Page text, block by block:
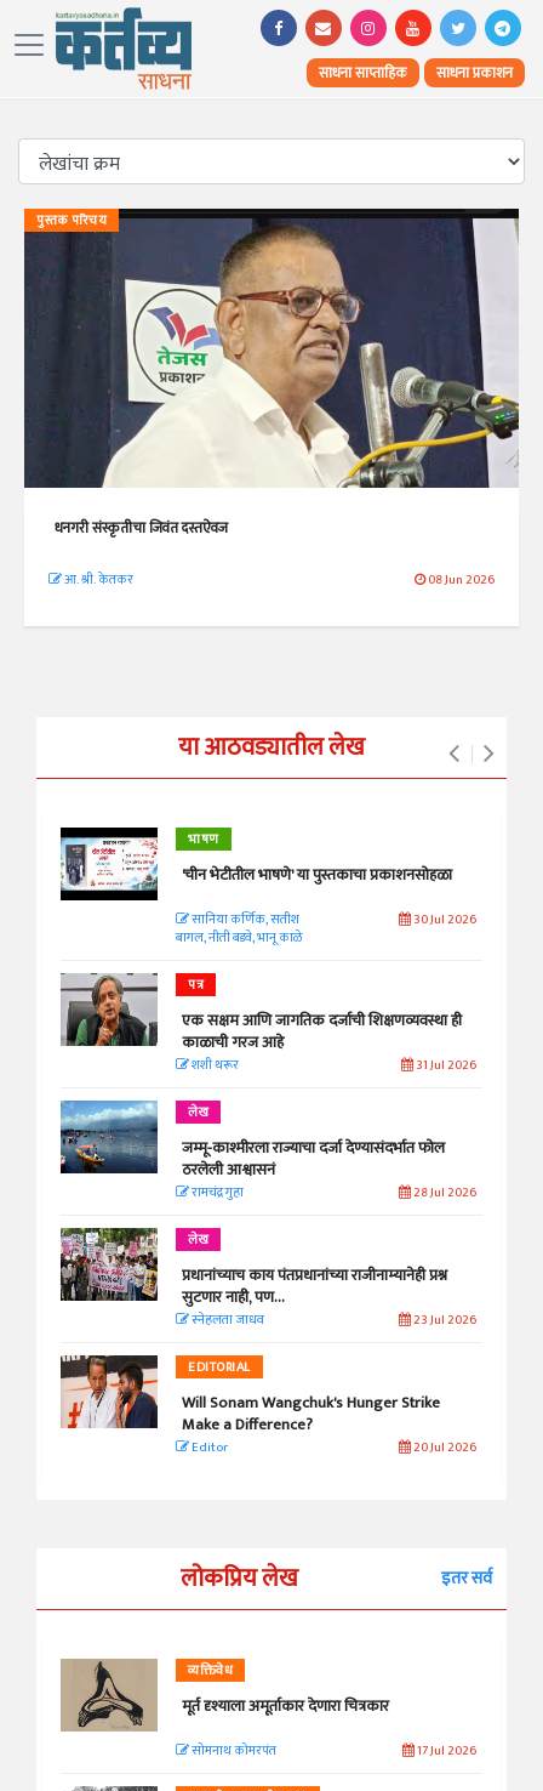
साधना साप्ताहिक साधना प्रकाशन
पुस्तक परिचय
धनगरी संस्कृतीचा जिवंत दस्तऐवज
आ. श्री. केतकर 08 Jun 2026
या आठवड्यातील लेख
भाषण
'चीन भेटीतील भाषणे' या पुस्तकाचा प्रकाशनसोहळा
सानिया कर्णिक, सतीश
बागल, नीती बडवे, भानू काळे
30 Jul 2026
पत्र
एक सक्षम आणि जागतिक दर्जाची शिक्षणव्यवस्था ही
काळाची गरज आहे
शशी थरूर 31 Jul 2026
लेख
जम्मू-काश्मीरला राज्याचा दर्जा देण्यासंदर्भात फोल
ठरलेली आश्वासनं
रामचंद्र गुहा 28 Jul 2026
लेख
प्रधानांच्याच काय पंतप्रधानांच्या राजीनाम्यानेही प्रश्न
सुटणार नाही, पण...
स्नेहलता जाधव 23 Jul 2026
EDITORIAL
Will Sonam Wangchuk's Hunger Strike
Make a Difference?
Editor 20 Jul 2026
लोकप्रिय लेख इतर सर्व
व्यक्तिवेध
मूर्त दृश्याला अमूर्ताकार देणारा चित्रकार
सोमनाथ कोमरपंत 17 Jul 2026